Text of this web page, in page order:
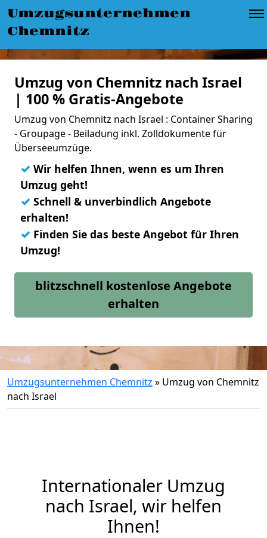
Umzugsunternehmen
Chemnitz
Umzug von Chemnitz nach Israel
| 100 % Gratis-Angebote
Umzug von Chemnitz nach Israel : Container Sharing
- Groupage - Beiladung inkl. Zolldokumente für
Überseeumzüge.
✓ Wir helfen Ihnen, wenn es um Ihren
Umzug geht!
✓ Schnell & unverbindlich Angebote
erhalten!
✓ Finden Sie das beste Angebot für Ihren
Umzug!
blitzschnell kostenlose Angebote
erhalten
Umzugsunternehmen Chemnitz » Umzug von Chemnitz
nach Israel
Internationaler Umzug
nach Israel, wir helfen
Ihnen!